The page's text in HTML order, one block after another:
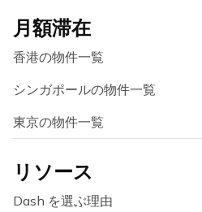
月額滞在
香港の物件一覧
シンガポールの物件一覧
東京の物件一覧
リソース
Dash を選ぶ理由